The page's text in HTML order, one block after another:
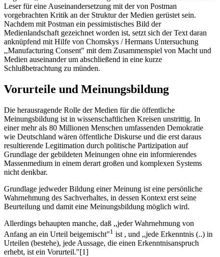
Leser für eine Auseinandersetzung mit der von Postman
vorgebrachten Kritik an der Struktur der Medien gerüstet sein.
Nachdem mit Postman ein pessimistisches Bild der
Medienlandschaft gezeichnet worden ist, setzt sich der Text daran
anknüpfend mit Hilfe von Chomskys / Hermans Untersuchung
,,Manufacturing Consent" mit dem Zusammenspiel von Macht und
Medien auseinander um abschließend in eine kurze
Schlußbetrachtung zu münden.
Vorurteile und Meinungsbildung
Die herausragende Rolle der Medien für die öffentliche
Meinungsbildung ist in wissenschaftlichen Kreisen unstrittig. In
einer mehr als 80 Millionen Menschen umfassenden Demokratie
wie Deutschland wären öffentliche Diskurse und die erst daraus
resultierende Legitimation durch politische Partizipation auf
Grundlage der gebildeten Meinungen ohne ein informierendes
Massenmedium in einem derart großen und komplexen Systems
nicht denkbar.
Grundlage jedweder Bildung einer Meinung ist eine persönliche
Wahrnehmung des Sachverhaltes, in dessen Kontext erst seine
Beurteilung und damit eine Meinungsbildung möglich wird.
Allerdings behaupten manche, daß ,,jeder Wahrnehmung von
Anfang an ein Urteil beigemischt"1 ist , und ,,jede Erkenntnis (..) in
Urteilen (bestehe), jede Aussage, die einen Erkenntnisanspruch
erhebt, ist ein Vorurteil."[1]